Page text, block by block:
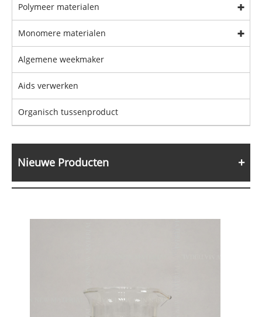
Polymeer materialen
Monomere materialen
Algemene weekmaker
Aids verwerken
Organisch tussenproduct
Nieuwe Producten